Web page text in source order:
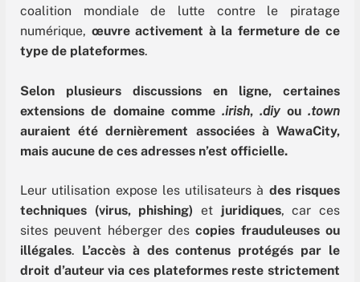
coalition mondiale de lutte contre le piratage
numérique, œuvre activement à la fermeture de ce
type de plateformes.
Selon plusieurs discussions en ligne, certaines
extensions de domaine comme.irish,.diyou.town
auraient été dernièrement associées à WawaCity,
mais aucune de ces adresses n’est officielle.
Leur utilisation expose les utilisateurs à des risques
techniques (virus, phishing) et juridiques, car ces
sites peuvent héberger descopies frauduleuses ou
illégales. L’accès à des contenus protégés par le
droit d’auteur via ces plateformes reste strictement